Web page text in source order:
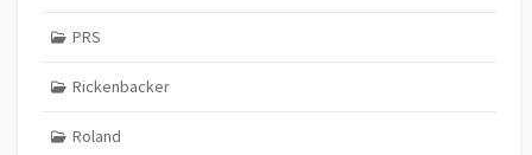
PRS
Rickenbacker
Roland